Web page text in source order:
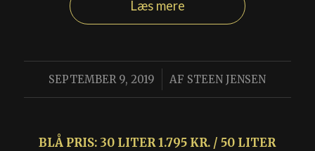
Læs mere
SEPTEMBER 9, 2019
/ AF STEEN JENSEN
BLÅ PRIS: 30 LITER 1.795 KR. / 50 LITER